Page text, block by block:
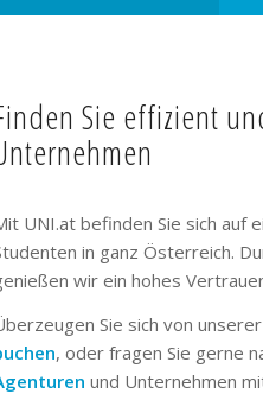
Sie effizient
UNI.at befinden Sie sich
in ganz Österreich.
wir ein hohes
Sie sich von
, oder fragen Sie gerne
und Unternehmen